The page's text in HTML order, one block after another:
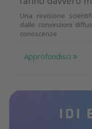
Una revisione
dalle convinzioni
conoscenze
Approfondisci